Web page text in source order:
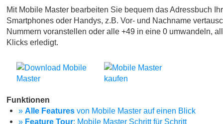
Mit Mobile Master bearbeiten Sie bequem das Adressbuch
Smartphones oder Handys, z.B. Vor- und Nachname
Nummern voranstellen oder alle +49 in eine 0 umwandeln,
Klicks erledigt.
Funktionen
» Alle Features von Mobile Master auf einen Blick
» Feature Tour: Mobile Master Schritt für Schritt